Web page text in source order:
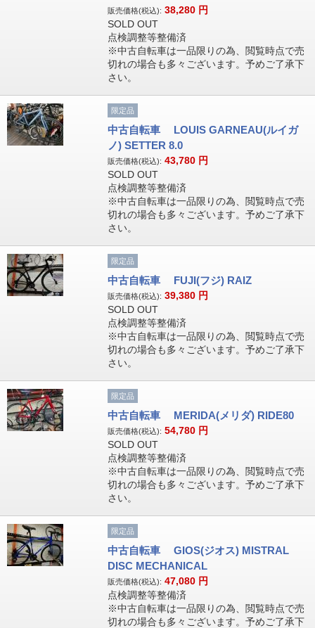
販売価格(税込): 38,280 円
SOLD OUT
点検調整等整備済
※中古自転車は一品限りの為、閲覧時点で売
切れの場合も多々ございます。予めご了承下
さい。
限定品
中古自転車 LOUIS GARNEAU(ルイガ
ノ) SETTER 8.0
販売価格(税込): 43,780 円
SOLD OUT
点検調整等整備済
※中古自転車は一品限りの為、閲覧時点で売
切れの場合も多々ございます。予めご了承下
さい。
限定品
中古自転車 FUJI(フジ) RAIZ
販売価格(税込): 39,380 円
SOLD OUT
点検調整等整備済
※中古自転車は一品限りの為、閲覧時点で売
切れの場合も多々ございます。予めご了承下
さい。
限定品
中古自転車 MERIDA(メリダ) RIDE80
販売価格(税込): 54,780 円
SOLD OUT
点検調整等整備済
※中古自転車は一品限りの為、閲覧時点で売
切れの場合も多々ございます。予めご了承下
さい。
限定品
中古自転車 GIOS(ジオス) MISTRAL
DISC MECHANICAL
販売価格(税込): 47,080 円
点検調整等整備済
※中古自転車は一品限りの為、閲覧時点で売
切れの場合も多々ございます。予めご了承下